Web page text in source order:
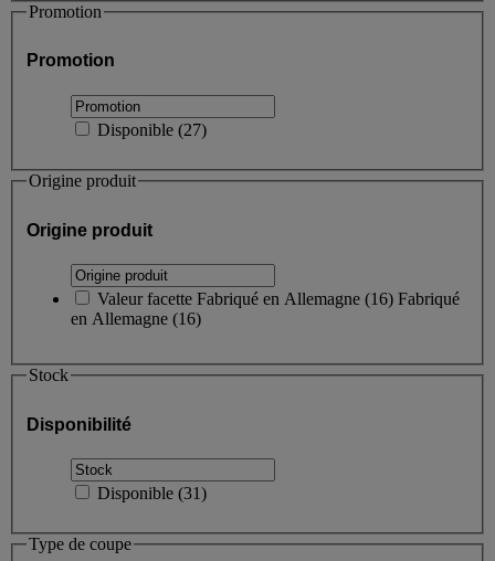
Promotion
Promotion
Disponible (27)
Origine produit
Origine produit
Valeur facette Fabriqué en Allemagne (16) Fabriqué
en Allemagne (16)
Stock
Disponibilité
Disponible (31)
Type de coupe